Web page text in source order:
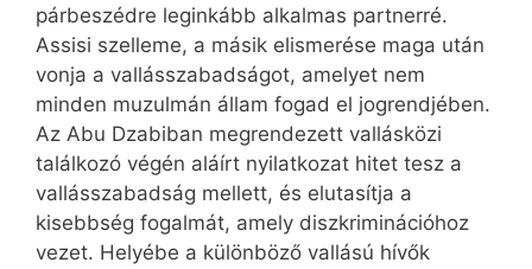
párbeszédre leginkább alkalmas partnerré.
Assisi szelleme, a másik elismerése maga után
vonja a vallásszabadságot, amelyet nem
minden muzulmán állam fogad el jogrendjében.
Az Abu Dzabiban megrendezett vallásközi
találkozó végén aláírt nyilatkozat hitet tesz a
vallásszabadság mellett, és elutasítja a
kisebbség fogalmát, amely diszkriminációhoz
vezet. Helyébe a különböző vallású hívők